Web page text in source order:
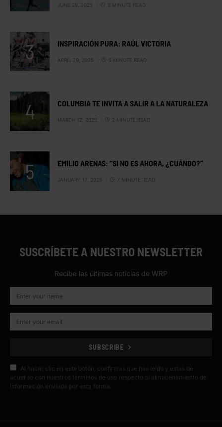
JUNE 29, 2025 9 MINUTE READ
INSPIRACIÓN PURA: RAÚL VICTORIA
APRIL 29, 2025 5 MINUTE READ
COLUMBIA TE INVITA A SALIR A LA NATURALEZA
MARCH 12, 2025 2 MINUTE READ
EMILIO ARENAS: “SI NO ES AHORA, ¿CUÁNDO?”
JANUARY 17, 2025 7 MINUTE READ
SUSCRÍBETE A NUESTRO NEWSLETTER
Recibe las últimas noticias de WRP
SUBSCRIBE
Al hacer clic en este botón, confirmas que has leído y estas de
acuerdo con nuestros términos de uso respecto al almacenamiento de
información enviada por esta forma.